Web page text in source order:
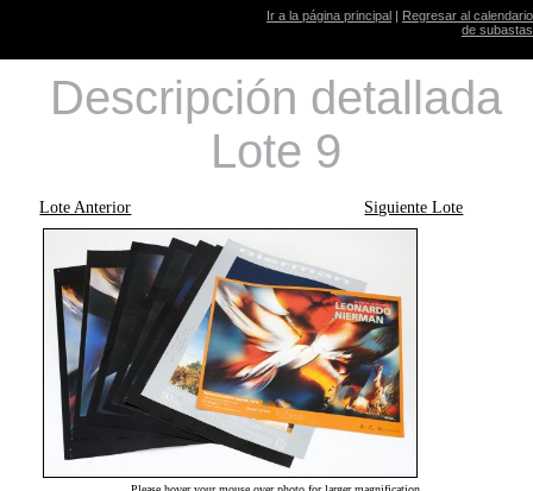
Ir a la página principal | Regresar al calendario
de subastas
Descripción detallada
Lote 9
Lote Anterior Siguiente Lote